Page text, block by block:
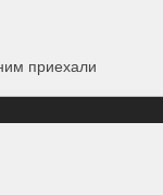
приехали